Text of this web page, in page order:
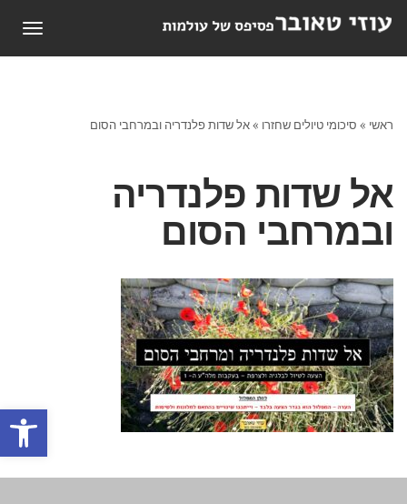
פתח
ראשי » סיכומי טיולים שחזרו »אל שדות פלנדריה ובמרחבי הסום
אל שדות פלנדריה
ובמרחבי הסום